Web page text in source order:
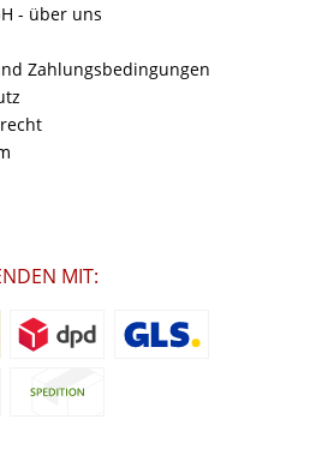
- über uns
Zahlungsbedingungen
MIT: